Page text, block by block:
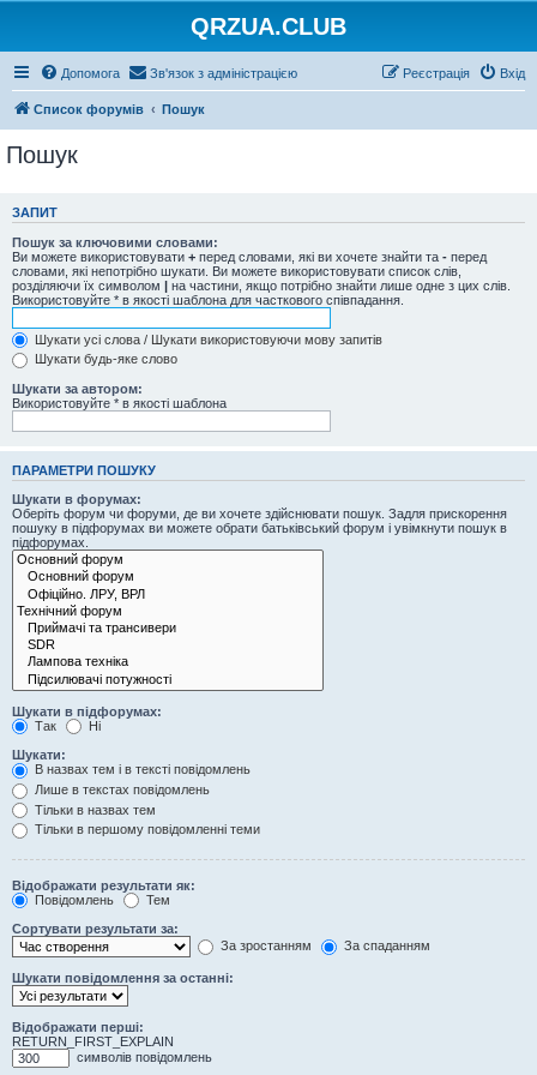
QRZUA.CLUB
Допомога Зв'язок з адміністрацією Вхід
Реєстрація
Список форумів Пошук
Пошук
ЗАПИТ
Пошук за ключовими словами:
Ви можете використовувати + перед словами, які ви хочете знайти та - перед
словами, які непотрібно шукати. Ви можете використовувати список слів,
розділяючи їх символом | на частини, якщо потрібно знайти лише одне з цих слів.
Використовуйте * в якості шаблона для часткового співпадання.
Шукати усі слова / Шукати використовуючи мову запитів
Шукати будь-яке слово
Шукати за автором:
Використовуйте * в якості шаблона
ПАРАМЕТРИ ПОШУКУ
Шукати в форумах:
Оберіть форум чи форуми, де ви хочете здійснювати пошук. Задля прискорення
пошуку в підфорумах ви можете обрати батьківський форум і увімкнути пошук в
підфорумах.
Шукати в підфорумах:
Так
Ні
Шукати:
В назвах тем і в тексті повідомлень
Лише в текстах повідомлень
Тільки в назвах тем
Тільки в першому повідомленні теми
Відображати результати як:
Повідомлень
Тем
Сортувати результати за:
За зростанням
За спаданням
Шукати повідомлення за останні:
Відображати перші:
RETURN_FIRST_EXPLAIN
символів повідомлень